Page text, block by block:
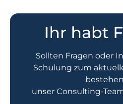
Ihr habt
Sollten Fragen oder
Schulung zum
unser Consulting-